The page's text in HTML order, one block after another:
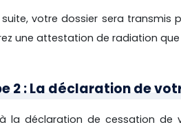
suite, votre dossier sera transmis
une attestation de radiation
2 : La déclaration de
la déclaration de cessation de